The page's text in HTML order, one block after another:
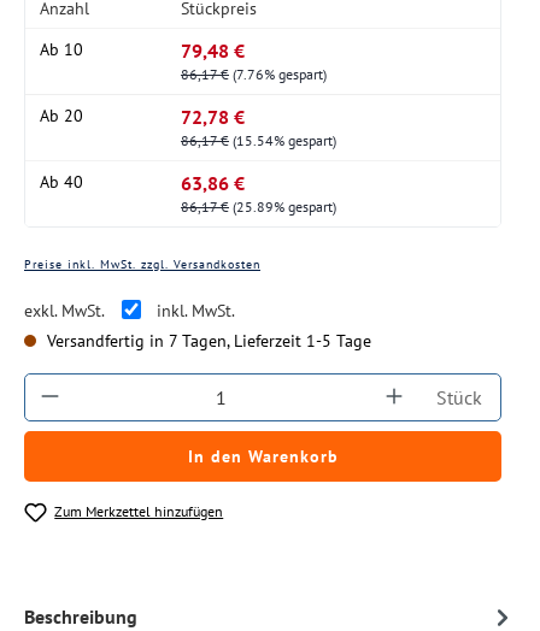
Anzahl
Stückpreis
Ab 10 79,48 €
86,17 € (7.76% gespart)
Ab 20 72,78 €
86,17 € (15.54% gespart)
Ab 40 63,86 €
86,17 € (25.89% gespart)
Preise inkl. MwSt. zzgl. Versandkosten
exkl. MwSt.
inkl. MwSt.
Versandfertig in 7 Tagen, Lieferzeit 1-5 Tage
Produkt Anzahl: Gib den gewünschten
Stück
In den Warenkorb
Zum Merkzettel hinzufügen
Beschreibung